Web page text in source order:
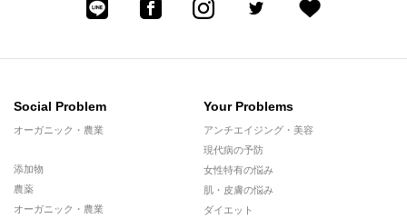
Social Problem
オーガニック・農業
添加物
農薬
オーガニック・農業
Your Problems
アンチエイジング・美容
現代病の予防
女性特有の悩み
肌・皮膚の悩み
ダイエット